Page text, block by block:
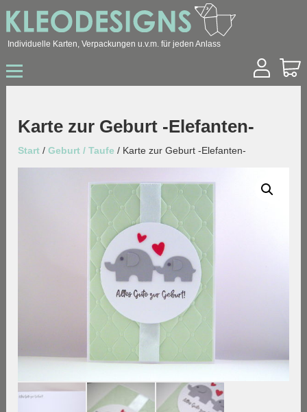
Individuelle Karten, Verpackungen u.v.m. für jeden Anlass
Hochzeit
Geburtstag
Geburt / Taufe
Karte zur Geburt -Elefanten-
Start /Geburt / Taufe / Karte zur Geburt -Elefanten-